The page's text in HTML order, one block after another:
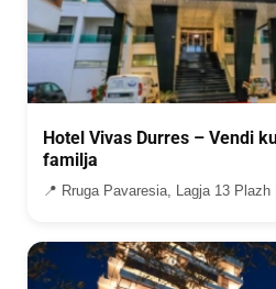
Hotel Vivas Durres – Vendi
familja
📍 Rruga Pavaresia, Lagja 13 Plazh